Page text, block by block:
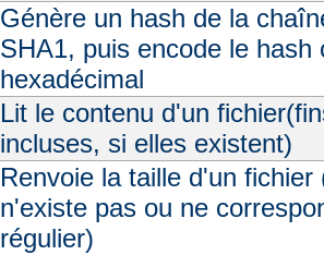
Génère un hash de la
SHA1, puis encode le hash
hexadécimal
Lit le contenu d'un
incluses, si elles existent)
Renvoie la taille d'un
n'existe pas ou ne
régulier)